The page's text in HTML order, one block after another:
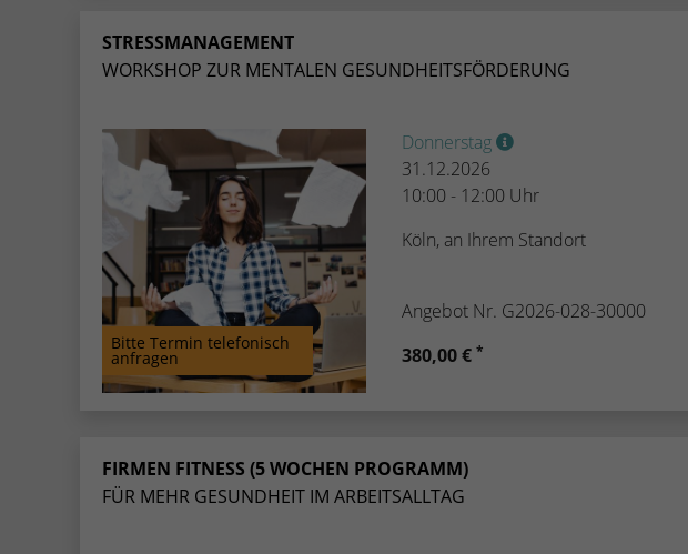
STRESSMANAGEMENT
WORKSHOP ZUR MENTALEN GESUNDHEITSFÖRDERUNG
Bitte Termin telefonisch
anfragen
Donnerstag
31.12.2026
10:00 - 12:00 Uhr
Köln, an Ihrem Standort
Angebot Nr. G2026-028-30000
380,00 € *
FIRMEN FITNESS (5 WOCHEN PROGRAMM)
FÜR MEHR GESUNDHEIT IM ARBEITSALLTAG
1
Zweck
Alter,
den
die